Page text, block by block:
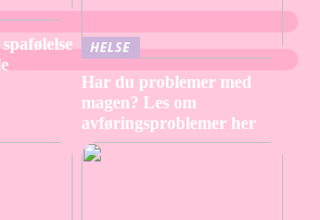
HELSE
Har du problemer med
magen? Les om
avføringsproblemer her